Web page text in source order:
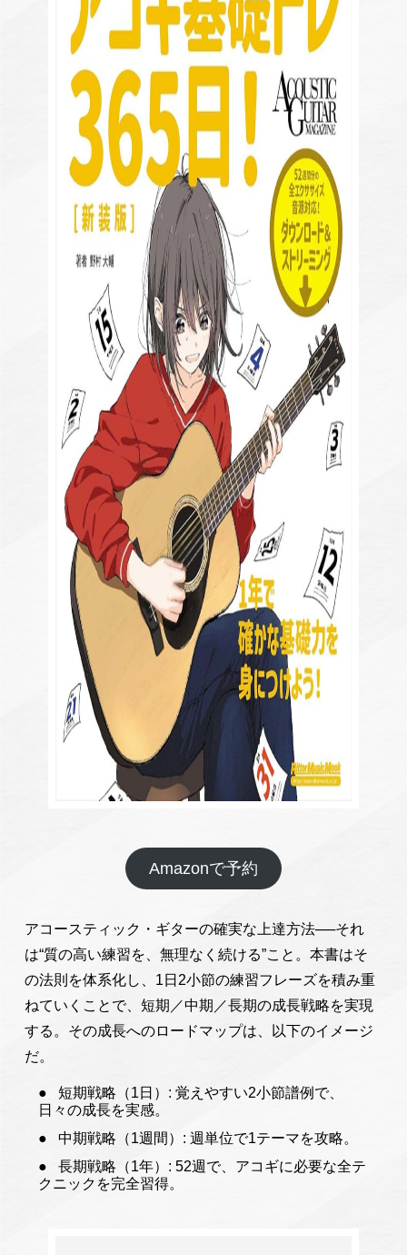
Amazonで予約
アコースティック・ギターの確実な上達方法──それ
は“質の高い練習を、無理なく続ける”こと。本書はそ
の法則を体系化し、1日2小節の練習フレーズを積み重
ねていくことで、短期／中期／長期の成長戦略を実現
する。その成長へのロードマップは、以下のイメージ
だ。
短期戦略（1日）: 覚えやすい2小節譜例で、
日々の成長を実感。
中期戦略（1週間）: 週単位で1テーマを攻略。
長期戦略（1年）: 52週で、アコギに必要な全テ
クニックを完全習得。